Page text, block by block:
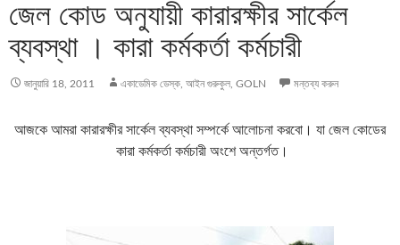
জেল কোড অনুযায়ী কারারক্ষীর সার্কেল
ব্যবস্থা । কারা কর্মকর্তা কর্মচারী
জানুয়ারি 18, 2011 একাডেমিক ডেস্ক, আইন গুরুকুল, GOLN মন্তব্য করুন
আজকে আমরা কারারক্ষীর সার্কেল ব্যবস্থা সম্পর্কে আলোচনা করবো। যা জেল কোডের
কারা কর্মকর্তা কর্মচারী অংশে অন্তর্গত।